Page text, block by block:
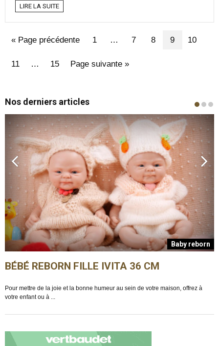
LIRE LA SUITE
« Page précédente 1 … 7 8 9 10
11 … 15 Page suivante »
Nos derniers articles
Baby reborn
BÉBÉ REBORN FILLE IVITA 36 CM
Pour mettre de la joie et la bonne humeur au sein de votre maison, offrez à
votre enfant ou à ...